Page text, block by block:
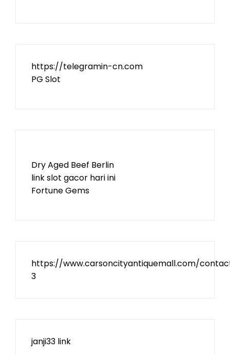
https://telegramin-cn.com
PG Slot
Dry Aged Beef Berlin
link slot gacor hari ini
Fortune Gems
https://www.carsoncityantiquemall.com/
3
janji33 link